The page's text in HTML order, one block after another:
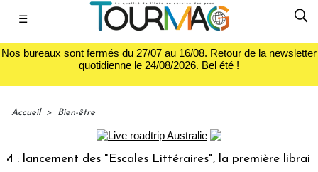
☰
Nos bureaux sont fermés du 27/07 au 16/08. Retour de la newsletter
quotidienne le 24/08/2026. Bel été !
Accueil > Bien-être
des "Escales Littéraires", la première librairie du